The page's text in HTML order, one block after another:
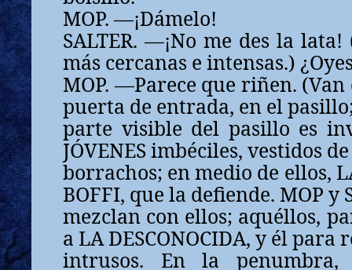
MOP. —¡Dámelo!
SALTER. —¡No me des la lata!
más cercanas e intensas.)
MOP. —Parece que riñen.
puerta de entrada, en el
parte visible del pasillo es
JÓVENES imbéciles, vestidos
borrachos; en medio de ellos,
BOFFI, que la defiende. MOP y
mezclan con ellos; aquéllos,
a LA DESCONOCIDA, y él para
intrusos. En la